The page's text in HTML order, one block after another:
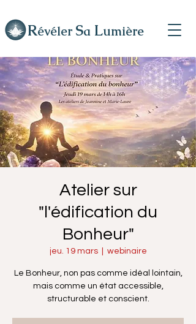
Révéler Sa Lumière
Atelier sur
"l'édification du
Bonheur"
jeu. 19 mars
  |
webinaire
Le Bonheur, non pas comme idéal lointain,
mais comme un état accessible,
structurable et conscient.